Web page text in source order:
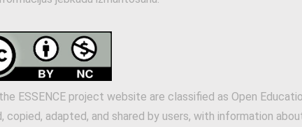
ESSENCE project website are classified as Open
adapted, and shared by users, with information